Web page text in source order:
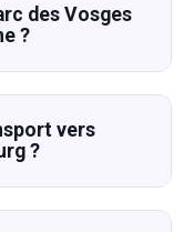
des Vosges
?
vers
?